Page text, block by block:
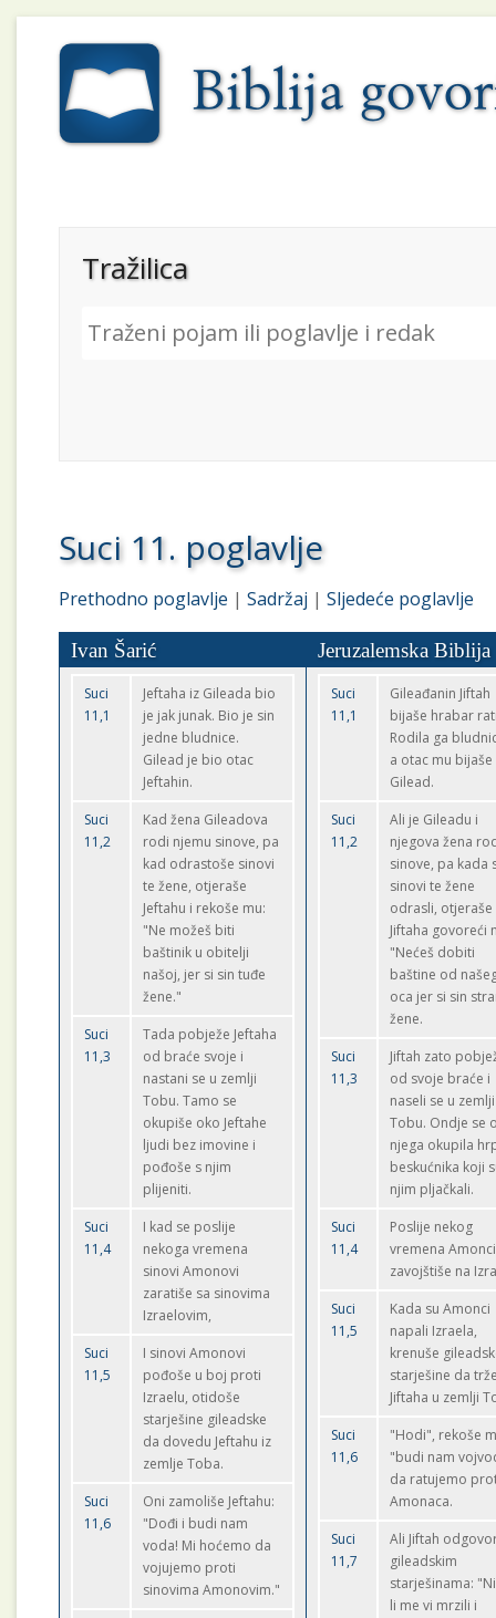
Tražilica
Suci 11. poglavlje
Prethodno poglavlje |Sadržaj |Sljedeće poglavlje
Ivan Šarić Jeruzalemska Biblija
Suci
11,1
Jeftaha iz Gileada bio
je jak junak. Bio je sin
jedne bludnice.
Gilead je bio otac
Jeftahin.
Suci
11,2
Kad žena Gileadova
rodi njemu sinove, pa
kad odrastoše sinovi
te žene, otjeraše
Jeftahu i rekoše mu:
"Ne možeš biti
baštinik u obitelji
našoj, jer si sin tuđe
žene."
Suci
11,3
Tada pobježe Jeftaha
od braće svoje i
nastani se u zemlji
Tobu. Tamo se
okupiše oko Jeftahe
ljudi bez imovine i
pođoše s njim
plijeniti.
Suci
11,4
I kad se poslije
nekoga vremena
sinovi Amonovi
zaratiše sa sinovima
Izraelovim,
Suci
11,5
I sinovi Amonovi
pođoše u boj proti
Izraelu, otidoše
starješine gileadske
da dovedu Jeftahu iz
zemlje Toba.
Suci
11,6
Oni zamoliše Jeftahu:
"Dođi i budi nam
voda! Mi hoćemo da
vojujemo proti
sinovima Amonovim."
Suci
11,1
Gileađanin Jiftah
bijaše hrabar
Rodila ga
a otac mu bijaše
Gilead.
Suci
11,2
Ali je Gileadu i
njegova žena
sinove, pa kada
sinovi te žene
odrasli, otjeraše
Jiftaha govoreći
"Nećeš dobiti
baštine od
oca jer si sin
žene.
Suci
11,3
Jiftah zato
od svoje braće i
naseli se u zemlji
Tobu. Ondje se
njega okupila
beskućnika koji
njim pljačkali.
Suci
11,4
Poslije nekog
vremena Amonci
zavojštiše na
Suci
11,5
Kada su Amonci
napali Izraela,
krenuše
starješine da
Jiftaha u zemlji
Suci
11,6
"Hodi", rekoše
"budi nam
da ratujemo
Amonaca.
Suci
11,7
Ali Jiftah
gileadskim
starješinama:
li me vi mrzili i